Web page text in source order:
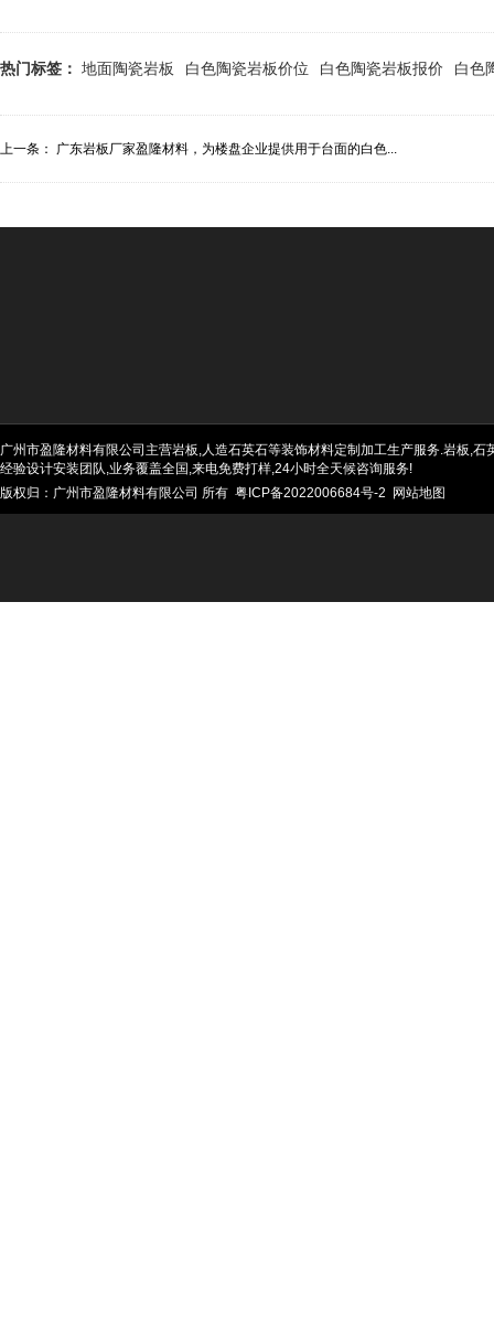
热门标签： 地面陶瓷岩板 白色陶瓷岩板价位 白色陶瓷岩板报价 白色
上一条： 广东岩板厂家盈隆材料，为楼盘企业提供用于台面的白色...
广州市盈隆材料有限公司主营岩板,人造石英石等装饰材料定制加工生产服务.岩板,
经验设计安装团队,业务覆盖全国,来电免费打样,24小时全天候咨询服务!
版权归：广州市盈隆材料有限公司 所有 粤ICP备2022006684号-2 网站地图